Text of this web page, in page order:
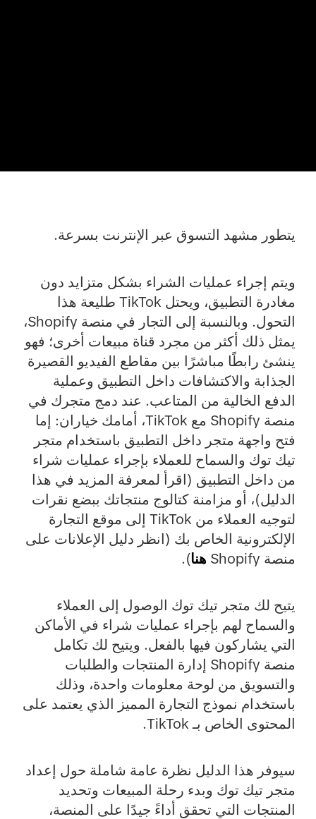
يتطور مشهد التسوق عبر الإنترنت بسرعة.
ويتم إجراء عمليات الشراء بشكل متزايد دون
مغادرة التطبيق، ويحتل TikTok طليعة هذا
التحول. وبالنسبة إلى التجار في منصة Shopify،
يمثل ذلك أكثر من مجرد قناة مبيعات أخرى؛ فهو
ينشئ رابطًا مباشرًا بين مقاطع الفيديو القصيرة
الجذابة والاكتشافات داخل التطبيق وعملية
الدفع الخالية من المتاعب. عند دمج متجرك في
منصة Shopify مع TikTok، أمامك خياران: إما
فتح واجهة متجر داخل التطبيق باستخدام متجر
تيك توك والسماح للعملاء بإجراء عمليات شراء
من داخل التطبيق (اقرأ لمعرفة المزيد في هذا
الدليل)، أو مزامنة كتالوج منتجاتك ببضع نقرات
لتوجيه العملاء من TikTok إلى موقع التجارة
الإلكترونية الخاص بك (انظر دليل الإعلانات على
منصة Shopify
هنا).
يتيح لك متجر تيك توك الوصول إلى العملاء
والسماح لهم بإجراء عمليات شراء في الأماكن
التي يشاركون فيها بالفعل. ويتيح لك تكامل
منصة Shopify إدارة المنتجات والطلبات
والتسويق من لوحة معلومات واحدة، وذلك
باستخدام نموذج التجارة المميز الذي يعتمد على
المحتوى الخاص بـ TikTok.
سيوفر هذا الدليل نظرة عامة شاملة حول إعداد
متجر تيك توك وبدء رحلة المبيعات وتحديد
المنتجات التي تحقق أداءً جيدًا على المنصة،